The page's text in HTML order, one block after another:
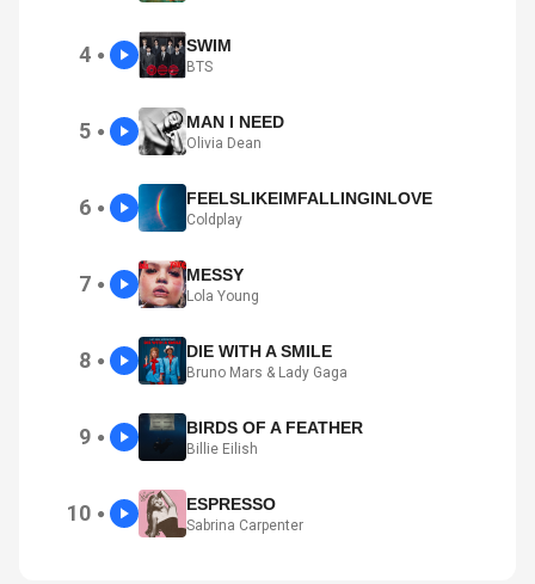
4 ● SWIM
BTS
5 ● MAN I NEED
Olivia Dean
6 ● FEELSLIKEIMFALLINGINLOVE
Coldplay
7 ● MESSY
Lola Young
8 ● DIE WITH A SMILE
Bruno Mars & Lady Gaga
9 ● BIRDS OF A FEATHER
Billie Eilish
10 ● ESPRESSO
Sabrina Carpenter